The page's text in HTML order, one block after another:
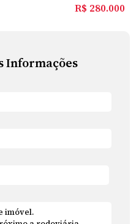
R$ 280.000
Informações